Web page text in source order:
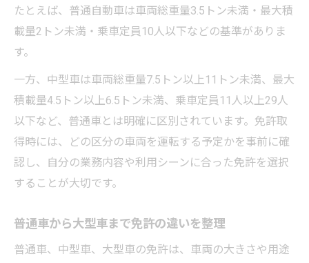
たとえば、普通自動車は車両総重量3.5トン未満・最大積
載量2トン未満・乗車定員10人以下などの基準がありま
す。
一方、中型車は車両総重量7.5トン以上11トン未満、最大
積載量4.5トン以上6.5トン未満、乗車定員11人以上29人
以下など、普通車とは明確に区別されています。免許取
得時には、どの区分の車両を運転する予定かを事前に確
認し、自分の業務内容や利用シーンに合った免許を選択
することが大切です。
普通車から大型車まで免許の違いを整理
普通車、中型車、大型車の免許は、車両の大きさや用途